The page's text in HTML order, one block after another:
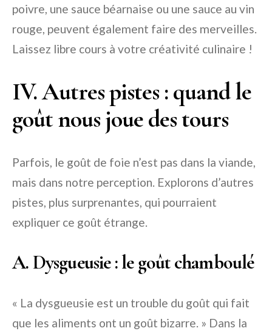
poivre, une sauce béarnaise ou une sauce au vin
rouge, peuvent également faire des merveilles.
Laissez libre cours à votre créativité culinaire !
IV. Autres pistes : quand le
goût nous joue des tours
Parfois, le goût de foie n’est pas dans la viande,
mais dans notre perception. Explorons d’autres
pistes, plus surprenantes, qui pourraient
expliquer ce goût étrange.
A. Dysgueusie : le goût chamboulé
« La dysgueusie est un trouble du goût qui fait
que les aliments ont un goût bizarre. » Dans la